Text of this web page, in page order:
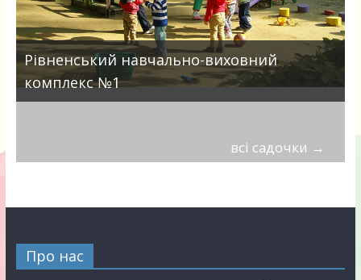
Рівненський навчально-виховний
комплекс №1
всі садочки →
Про нас